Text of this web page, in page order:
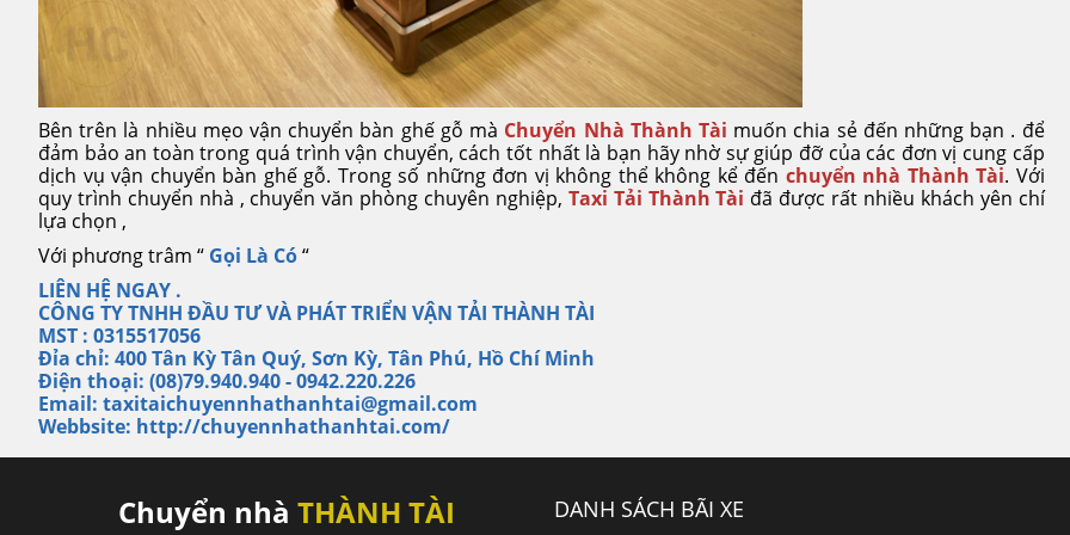
Bên trên là nhiều mẹo vận chuyển bàn ghế gỗ mà Chuyển Nhà Thành Tài muốn chia sẻ đến những bạn . để
đảm bảo an toàn trong quá trình vận chuyển, cách tốt nhất là bạn hãy nhờ sự giúp đỡ của các đơn vị cung cấp
dịch vụ vận chuyển bàn ghế gỗ. Trong số những đơn vị không thể không kể đến chuyển nhà Thành Tài. Với
quy trình chuyển nhà , chuyển văn phòng chuyên nghiệp, Taxi Tải Thành Tài đã được rất nhiều khách yên chí
lựa chọn ,
Với phương trâm “ Gọi Là Có“
LIÊN HỆ NGAY .
CÔNG TY TNHH ĐẦU TƯ VÀ PHÁT TRIỂN VẬN TẢI THÀNH TÀI
MST : 0315517056
Đỉa chỉ: 400 Tân Kỳ Tân Quý, Sơn Kỳ, Tân Phú, Hồ Chí Minh
Điện thoại: (08)79.940.940 - 0942.220.226
Email: taxitaichuyennhathanhtai@gmail.com
Webbsite: http://chuyennhathanhtai.com/
Chuyển nhà THÀNH TÀI DANH SÁCH BÃI XE